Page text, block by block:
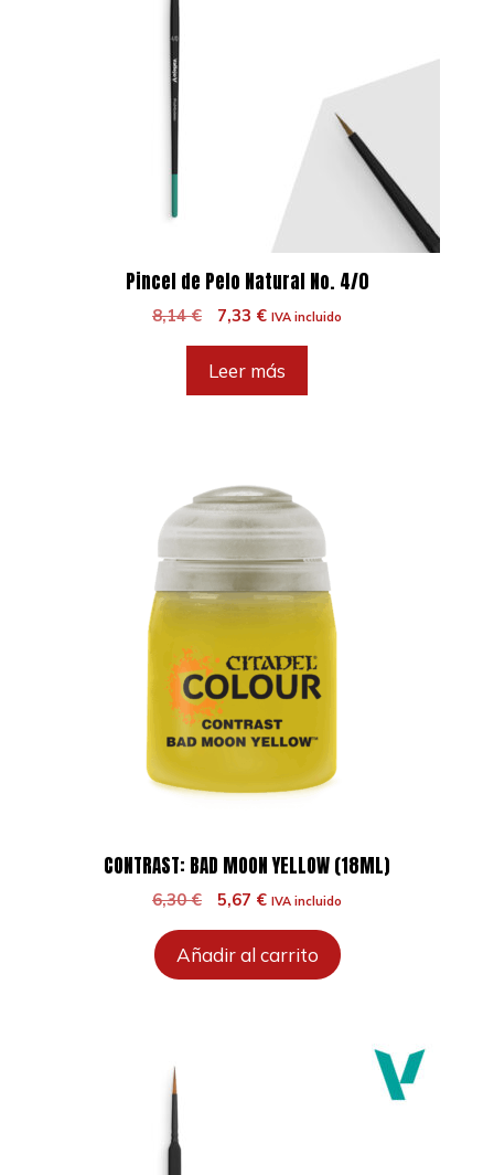
Pincel de Pelo Natural No. 4/0
8,14€
El
original
era:
7,33 €El
actual
es:
IVA incluido
Leer más
CONTRAST: BAD MOON YELLOW (18ML)
6,30€
El
original
era:
5,67 €El
actual
es:
IVA incluido
Añadir al carrito